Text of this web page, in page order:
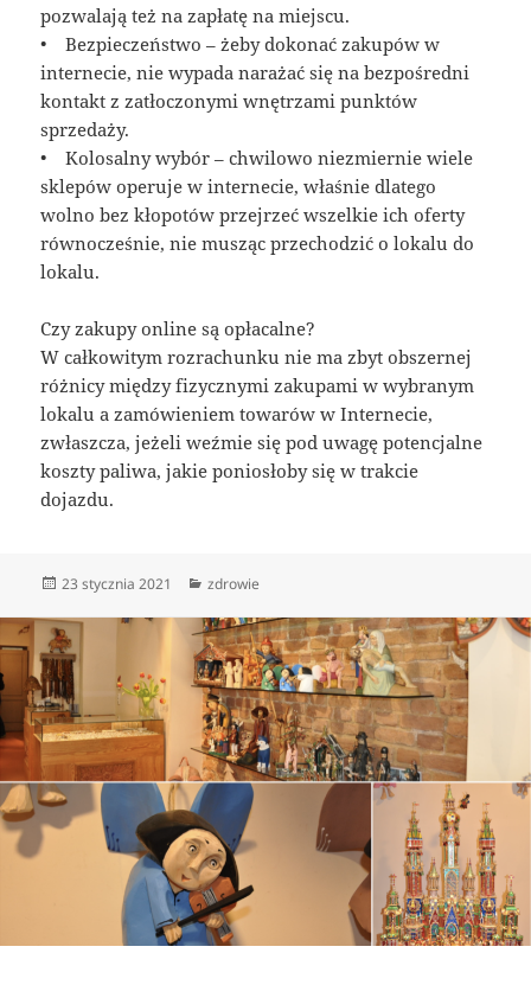
pozwalają też na zapłatę na miejscu.
• Bezpieczeństwo – żeby dokonać zakupów w
internecie, nie wypada narażać się na bezpośredni
kontakt z zatłoczonymi wnętrzami punktów
sprzedaży.
• Kolosalny wybór – chwilowo niezmiernie wiele
sklepów operuje w internecie, właśnie dlatego
wolno bez kłopotów przejrzeć wszelkie ich oferty
równocześnie, nie musząc przechodzić o lokalu do
lokalu.
Czy zakupy online są opłacalne?
W całkowitym rozrachunku nie ma zbyt obszernej
różnicy między fizycznymi zakupami w wybranym
lokalu a zamówieniem towarów w Internecie,
zwłaszcza, jeżeli weźmie się pod uwagę potencjalne
koszty paliwa, jakie poniosłoby się w trakcie
dojazdu.
Data
23 stycznia 2021 Kategorie
zdrowie